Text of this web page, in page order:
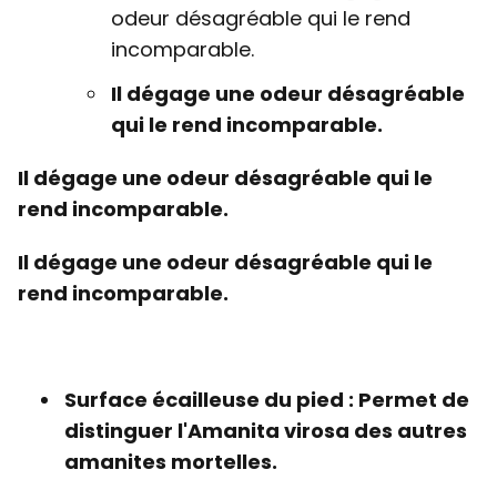
odeur désagréable qui le rend
incomparable.
Il dégage une odeur désagréable
qui le rend incomparable.
Il dégage une odeur désagréable qui le
rend incomparable.
Il dégage une odeur désagréable qui le
rend incomparable.
Surface écailleuse du pied : Permet de
distinguer l'Amanita virosa des autres
amanites mortelles.